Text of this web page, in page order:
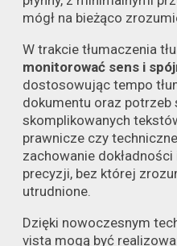
mógł na bieżąco
W trakcie tłumaczenia
monitorować sens i
dostosowując tempo
dokumentu oraz potrzeb
skomplikowanych
prawnicze czy
zachowanie
precyzji, bez której
utrudnione.
Dzięki nowoczesnym
vista mogą być